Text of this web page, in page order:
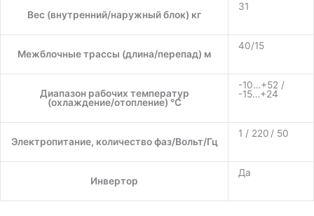
Вес (внутренний/наружный блок) кг
31
Межблочные трассы (длина/перепад) м
40/15
Диапазон рабочих температур
(охлаждение/отопление) °C
-10…+52 /
-15…+24
Электропитание, количество фаз/Вольт/Гц
1 / 220 / 50
Инвертор
Да